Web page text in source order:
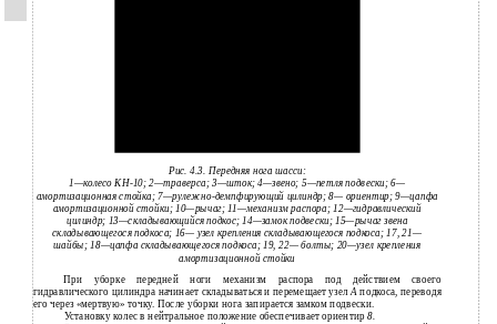
Рис. 4.3. Передняя нога шасси:
1—колесо КН-10; 2—траверса; 3—шток; 4—звено; 5—петля подвески; 6—
амортизационная стойка; 7—рулежно-демпфирующий цилиндр; 8— ориентир; 9—цапфа
амортизационной стойки; 10—рычаг; 11—механизм распора; 12—гидравлический
цилиндр; 13—складывающийся подкос; 14—замок подвески; 15—рычаг звена
складывающегося подкоса; 16— узел крепления складывающегося подкоса; 17, 21—
шайбы; 18—цапфа складывающегося подкоса; 19, 22— болты; 20—узел крепления
амортизационной стойки
При уборке передней ноги механизм распора под действием своего
гидравлического цилиндра начинает складываться и перемещает узелАподкоса, переводя
его через «мертвую» точку. После уборки нога запирается замком подвески.
Установку колес в нейтральное положение обеспечивает ориентир8.